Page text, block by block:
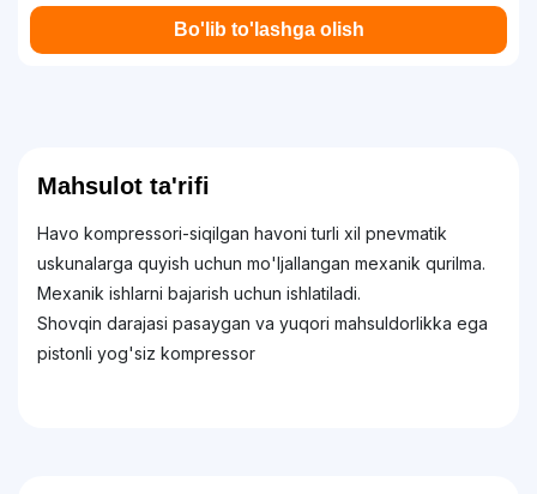
Bo'lib to'lashga olish
Mahsulot ta'rifi
Havo kompressori-siqilgan havoni turli xil pnevmatik
uskunalarga quyish uchun mo'ljallangan mexanik qurilma.
Mexanik ishlarni bajarish uchun ishlatiladi.
Shovqin darajasi pasaygan va yuqori mahsuldorlikka ega
pistonli yog'siz kompressor